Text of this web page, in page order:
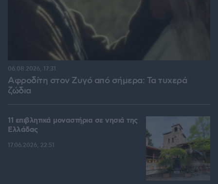
Αφροδίτη στον Ζυγό από σήμερα: Τα τυχερά
ζώδια
06.08.2026, 17:31
11 επιβλητικά μοναστήρια σε νησιά της
Ελλάδας
17.06.2026, 22:51